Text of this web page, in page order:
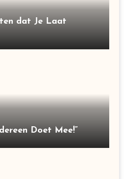
dat Je Laat
Doet Mee!”